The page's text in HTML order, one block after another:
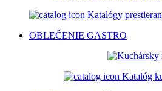
Katalógy
OBLEČENIE GASTRO
Katalóg